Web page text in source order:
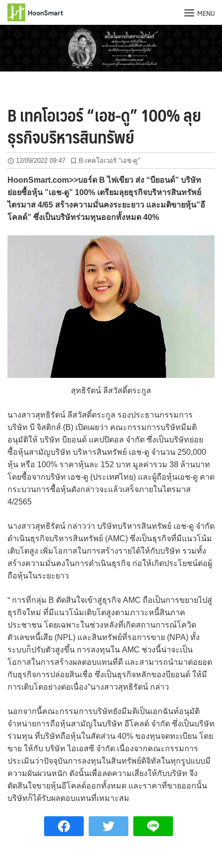
MENU
B เทคโอเวอร์ “เอช-ดู” 100% ลุย
ธุรกิจบริหารสินทรัพย์
12/09/2022 09:47 ฺB-เทคโอเวอร์ "เอช-ดู"
HoonSmart.com>>บอร์ด B ไฟเขียว ส่ง “บียอนด์” บริษัท
ย่อยซื้อหุ้น ”เอช-ดู” 100% เตรียมลุยธุรกิจบริหารสินทรัพย์
ไตรมาส 4/65 สร้างความมั่นคงระยะยาว และมติขายหุ้น”อี
โคลด์” ซึ่งเป็นบริษัทร่วมทุนออกทั้งหมด 40%
สุทธิรัตน์ ลีสวัสดิ์ตระกูล
นางสาวสุทธิรัตน์ ลีสวัสดิ์ตระกูล รองประธานกรรมการ
บริษัท บี จิสติกส์ (B) เปิดเผยว่า คณะกรรมการบริษัทมีมติ
อนุมัติให้ บริษัท บียอนด์ แคปปิตอล จำกัด ซึ่งเป็นบริษัทย่อย
ซื้อหุ้นสามัญบริษัท บริหารสินทรัพย์ เอช-ดู จำนวน 250,000
หุ้น หรือ 100% ราคาหุ้นละ 152 บาท มูลค่ารวม 38 ล้านบาท
โดยซื้อจากบริษัท เอช-ดู (ประเทศไทย) และผู้ถือหุ้นเอช-ดู คาด
กระบวนการซื้อหุ้นดังกล่าวจะแล้วเสร็จภายในไตรมาส
4/2565
นางสาวสุทธิรัตน์ กล่าวว่า บริษัทบริหารสินทรัพย์ เอช-ดู จำกัด
ดำเนินธุรกิจบริหารสินทรัพย์ (AMC) ซึ่งเป็นธุรกิจที่มีแนวโน้ม
เติบโตสูง เพิ่มโอกาสในการสร้างรายได้ให้กับบริษัท รวมทั้ง
สร้างความมั่นคงในการดำเนินธุรกิจ ก่อให้เกิดประโยชน์ต่อผู้
ถือหุ้นในระยะยาว
“ การที่กลุ่ม B ตัดสินใจเข้าสู่ธุรกิจ AMC ถือเป็นการขยายไปสู่
ธุรกิจใหม่ ที่มีแนวโน้มเติบโตสูงตามภาวะหนี้สินภาค
ประชาชน โดยเฉพาะในช่วงหลังที่เกิดสถานการณ์โควิด
ตัวเลขหนี้เสีย (NPL) และสินทรัพย์ที่รอการขาย (NPA) ทั้ง
ระบบก็ปรับตัวสูงขึ้น การลงทุนใน AMC ช่วงนี้น่าจะเป็น
โอกาสในการสร้างผลตอบแทนที่ดี และสามารถนำมาต่อยอด
กับธุรกิจการปล่อยสินเชื่อ ซึ่งเป็นธุรกิจหลักของบียอนด์ ให้มี
การเติบโตอย่างต่อเนื่อง”นางสาวสุทธิรัตน์ กล่าว
นอกจากนี้คณะกรรมการบริษัทยังมีมติเป็นเอกฉันท์อนุมัติ
จำหน่ายการถือหุ้นสามัญในบริษัท อีโคลด์ จำกัด ซึ่งเป็นบริษัท
ร่วมทุน ที่บริษัทถือหุ้นในสัดส่วน 40% ของทุนจดทะเบียน โดย
ขาย ให้กับ บริษัท ไอเอสซี จำกัด เนื่องจากคณะกรรมการ
ประเมินว่าปัจจุบันการลงทุนในสินทรัพย์ดิจิทัลในทุกรูปแบบมี
ความผันผวนหนัก ดังนั้นเพื่อลดความเสี่ยงให้กับบริษัท จึง
ตัดสินใจขายหุ้นอีโคลด์ออกทั้งหมด และราคาที่ขายออกนั้น
บริษัทก็ได้รับผลตอบแทนที่เหมาะสม